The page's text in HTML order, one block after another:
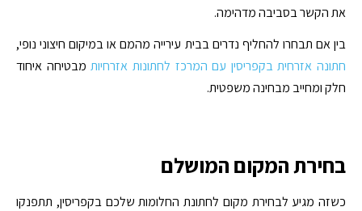
את הקשר בסביבה מדהימה.
בין אם תבחרו להחליף נדרים בבית עירייה מהמם או במיקום חיצוני נופי,
חתונה אזרחית בקפריסין עם המרכז לחתונות אזרחיותמבטיחה איחוד
חלק ומחייב מבחינה משפטית.
בחירת המקום המושלם
כשזה מגיע לבחירת מקום לחתונת החלומות שלכם בקפריסין, תתפנקו